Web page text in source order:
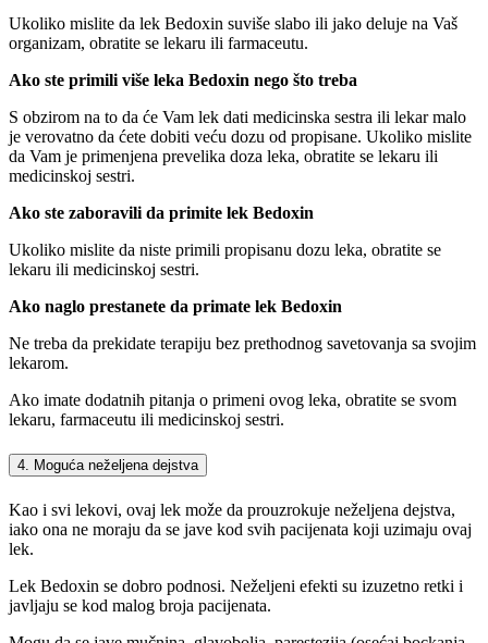
Ukoliko mislite da lek Bedoxin suviše slabo ili jako deluje na Vaš
organizam, obratite se lekaru ili farmaceutu.
Ako ste primili više leka Bedoxin nego što treba
S obzirom na to da će Vam lek dati medicinska sestra ili lekar malo
je verovatno da ćete dobiti veću dozu od propisane. Ukoliko mislite
da Vam je primenjena prevelika doza leka, obratite se lekaru ili
medicinskoj sestri.
Ako ste zaboravili da primite lek Bedoxin
Ukoliko mislite da niste primili propisanu dozu leka, obratite se
lekaru ili medicinskoj sestri.
Ako naglo prestanete da primate lek Bedoxin
Ne treba da prekidate terapiju bez prethodnog savetovanja sa svojim
lekarom.
Ako imate dodatnih pitanja o primeni ovog leka, obratite se svom
lekaru, farmaceutu ili medicinskoj sestri.
4. Moguća neželjena dejstva
Kao i svi lekovi, ovaj lek može da prouzrokuje neželjena dejstva,
iako ona ne moraju da se jave kod svih pacijenata koji uzimaju ovaj
lek.
Lek Bedoxin se dobro podnosi. Neželjeni efekti su izuzetno retki i
javljaju se kod malog broja pacijenata.